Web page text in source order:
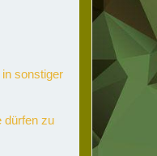
sonstiger
dürfen zu